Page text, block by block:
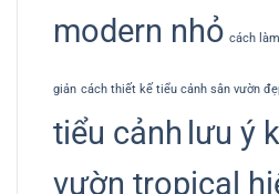
modern nhỏ cách
giản cách thiết kế tiểu cảnh sân vườn
tiểu cảnh lưu ý
vườn tropical